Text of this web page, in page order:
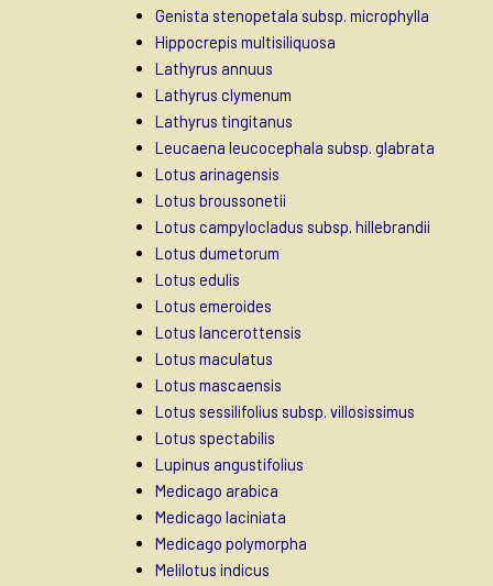
Genista stenopetala subsp. microphylla
Hippocrepis multisiliquosa
Lathyrus annuus
Lathyrus clymenum
Lathyrus tingitanus
Leucaena leucocephala subsp. glabrata
Lotus arinagensis
Lotus broussonetii
Lotus campylocladus subsp. hillebrandii
Lotus dumetorum
Lotus edulis
Lotus emeroides
Lotus lancerottensis
Lotus maculatus
Lotus mascaensis
Lotus sessilifolius subsp. villosissimus
Lotus spectabilis
Lupinus angustifolius
Medicago arabica
Medicago laciniata
Medicago polymorpha
Melilotus indicus